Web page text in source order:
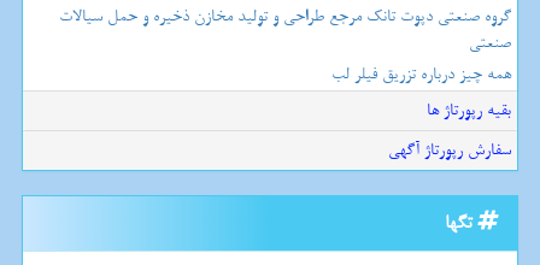
گروه صنعتی دپوت تانک مرجع طراحی و تولید مخازن ذخیره و حمل سیالات
صنعتی
همه چیز درباره تزریق فیلر لب
بقیه رپورتاژ ها
سفارش رپورتاژ آگهی
تگها